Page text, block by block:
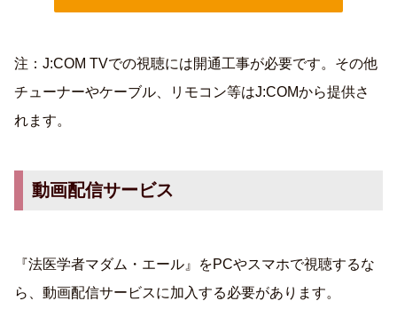
注：J:COM TVでの視聴には開通工事が必要です。その他
チューナーやケーブル、リモコン等はJ:COMから提供さ
れます。
動画配信サービス
『法医学者マダム・エール』をPCやスマホで視聴するな
ら、動画配信サービスに加入する必要があります。